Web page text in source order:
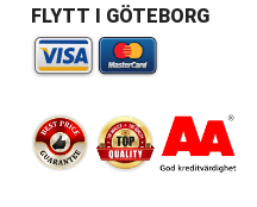
FLYTT I GÖTEBORG